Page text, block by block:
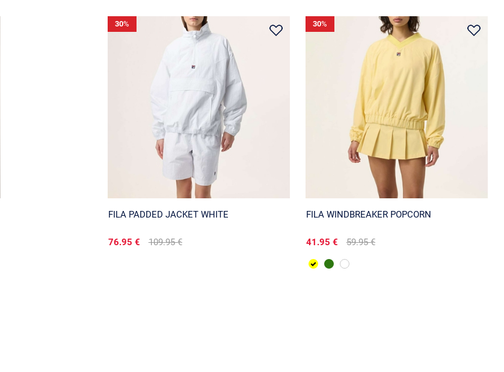
FILA PADDED JACKET WHITE
76.95 € 109.95 €
30%
FILA WINDBREAKER POPCORN
41.95 € 59.95 €
30%